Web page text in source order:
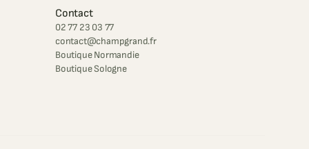
Contact
02 77 23 03 77
contact@champgrand.fr
Boutique Normandie
Boutique Sologne